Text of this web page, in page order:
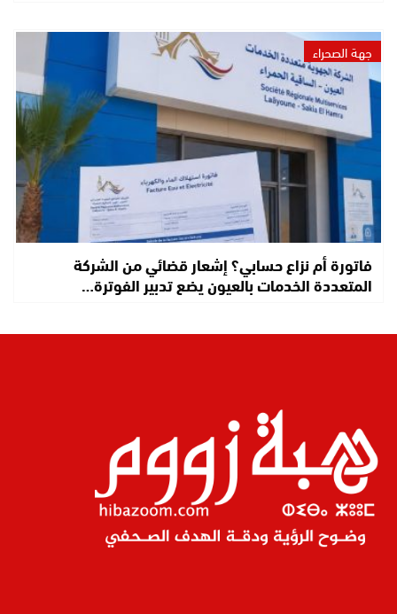
جهة الصحراء
فاتورة أم نزاع حسابي؟ إشعار قضائي من الشركة
المتعددة الخدمات بالعيون يضع تدبير الفوترة…